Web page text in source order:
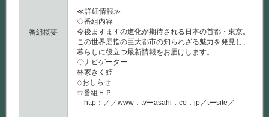
番組概要
≪詳細情報≫
◇番組内容
今後ますますの進化が期待される日本の首都・東京。
この世界屈指の巨大都市の知られざる魅力を発見し、
暮らしに役立つ最新情報をお届けします。
◇ナビゲーター
林家きく姫
◇おしらせ
☆番組ＨＰ
http：／／www．tvーasahi．co．jp／tーsite／